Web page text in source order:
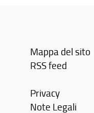
Mappa del sito
RSS feed
Privacy
Note Legali